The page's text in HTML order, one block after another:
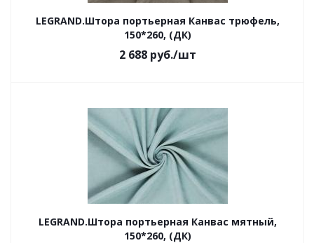
LEGRAND.Штора портьерная Канвас трюфель,
150*260, (ДК)
2 688 руб./шт
LEGRAND.Штора портьерная Канвас мятный,
150*260, (ДК)